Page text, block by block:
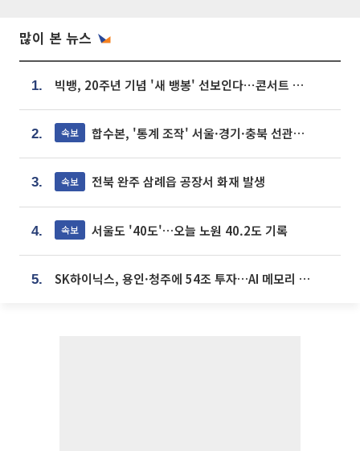
많이 본 뉴스
1. 빅뱅, 20주년 기념 '새 뱅봉' 선보인다⋯콘서트 앞두고 팝업 개최
2. 속보 합수본, '통계 조작' 서울·경기·충북 선관위 등 추가 압수수색
3. 속보 전북 완주 삼례읍 공장서 화재 발생
4. 속보 서울도 '40도'…오늘 노원 40.2도 기록
5. SK하이닉스, 용인·청주에 54조 투자…AI 메모리 생산기지 키운다